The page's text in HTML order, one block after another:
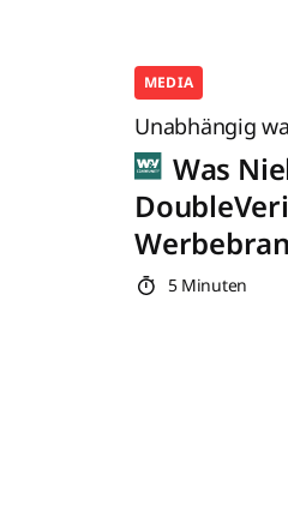
MEDIA
Unabhängig
Was
5 Minuten